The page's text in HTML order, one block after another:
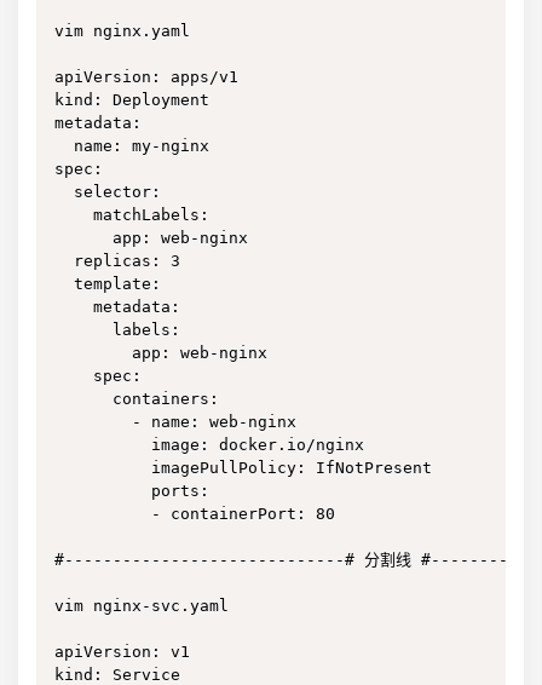
vim nginx.yaml
apiVersion: apps/v1
kind: Deployment
metadata:
  name: my-nginx
spec:
  selector:
    matchLabels:
      app: web-nginx
  replicas: 3
  template:
    metadata:
      labels:
        app: web-nginx
    spec:
      containers:
        - name: web-nginx
          image: docker.io/nginx
          imagePullPolicy: IfNotPresent
          ports:
          - containerPort: 80
#-----------------------------# 分割线
vim nginx-svc.yaml
apiVersion: v1
kind: Service